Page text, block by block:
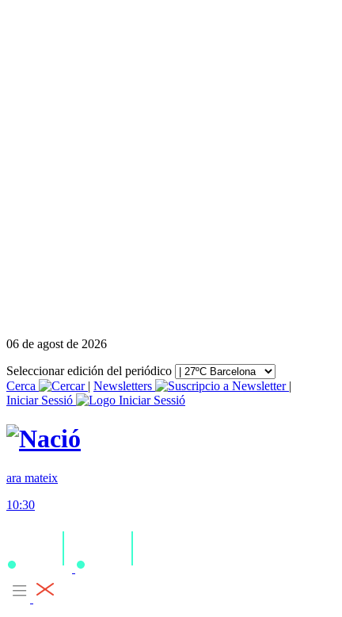
06 de agost de 2026
Seleccionar edición del periódico
Cerca
| Newsletters
|
Iniciar Sessió
ara mateix
10:30